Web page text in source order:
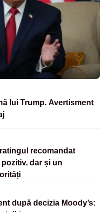
lui Trump. Avertisment
recomandat
dar și un
după decizia Moody’s: